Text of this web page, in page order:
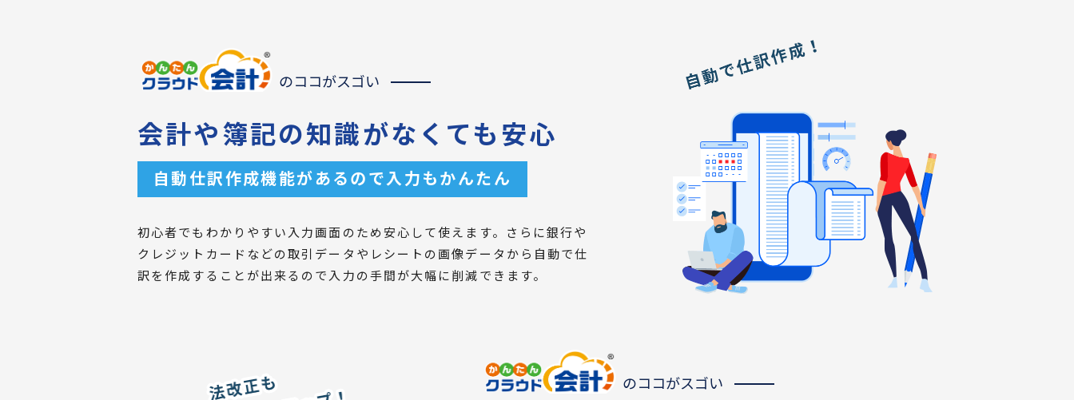
のココがスゴい
会計や簿記の知識がなくても安心
自動仕訳作成機能があるので入力もかんたん
初心者でもわかりやすい入力画面のため安心して使えます。さらに銀行や
クレジットカードなどの取引データやレシートの画像データから自動で仕
訳を作成することが出来るので入力の手間が大幅に削減できます。
のココがスゴい